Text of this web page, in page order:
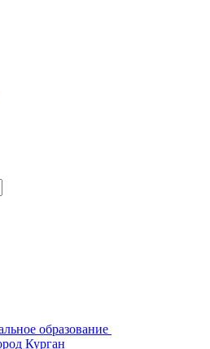
образование
Курган